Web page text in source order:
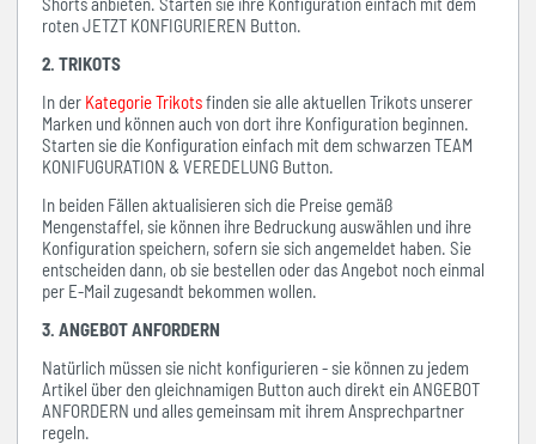
roten JETZT KONFIGURIEREN Button.
2. TRIKOTS
In der Kategorie Trikotsfinden sie alle aktuellen Trikots unserer
Marken und können auch von dort ihre Konfiguration beginnen.
Starten sie die Konfiguration einfach mit dem schwarzen TEAM
KONIFUGURATION & VEREDELUNG Button.
In beiden Fällen aktualisieren sich die Preise gemäß
Mengenstaffel, sie können ihre Bedruckung auswählen und ihre
Konfiguration speichern, sofern sie sich angemeldet haben. Sie
entscheiden dann, ob sie bestellen oder das Angebot noch einmal
per E-Mail zugesandt bekommen wollen.
3. ANGEBOT ANFORDERN
Natürlich müssen sie nicht konfigurieren - sie können zu jedem
Artikel über den gleichnamigen Button auch direkt ein ANGEBOT
ANFORDERN und alles gemeinsam mit ihrem Ansprechpartner
regeln.